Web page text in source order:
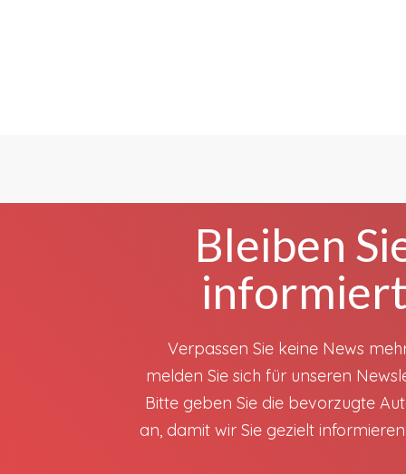
Bleiben
Verpassen Sie keine News
melden Sie sich für unseren
Bitte geben Sie die bevorzugte
an, damit wir Sie gezielt